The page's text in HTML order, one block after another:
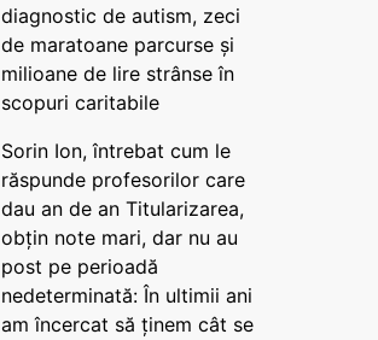
diagnostic de autism, zeci
de maratoane parcurse și
milioane de lire strânse în
scopuri caritabile
Sorin Ion, întrebat cum le
răspunde profesorilor care
dau an de an Titularizarea,
obțin note mari, dar nu au
post pe perioadă
nedeterminată: În ultimii ani
am încercat să ținem cât se